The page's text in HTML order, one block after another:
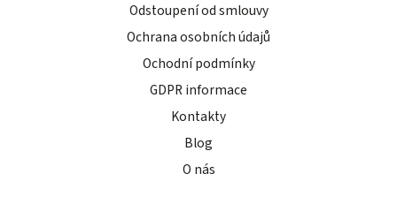
Odstoupení od smlouvy
Ochrana osobních údajů
Ochodní podmínky
GDPR informace
Kontakty
Blog
O nás